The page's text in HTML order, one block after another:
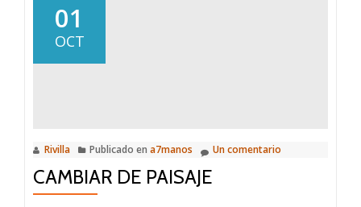
01
OCT
Rivilla Publicado en a7manos Un comentario
CAMBIAR DE PAISAJE